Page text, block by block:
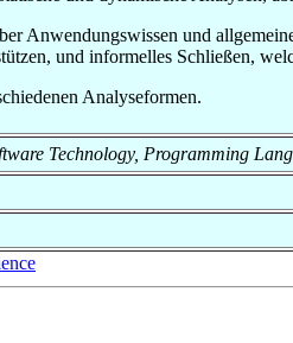
Anwendungswissen und
und informelles Schließen,
Analyseformen.
Technology, Programming